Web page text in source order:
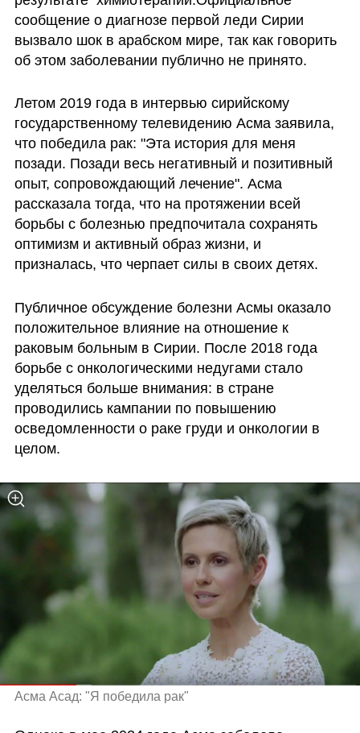
сообщение о диагнозе первой леди Сирии
вызвало шок в арабском мире, так как говорить
об этом заболевании публично не принято.
Летом 2019 года в интервью сирийскому
государственному телевидению Асма заявила,
что победила рак: "Эта история для меня
позади. Позади весь негативный и позитивный
опыт, сопровождающий лечение". Асма
рассказала тогда, что на протяжении всей
борьбы с болезнью предпочитала сохранять
оптимизм и активный образ жизни, и
призналась, что черпает силы в своих детях.
Публичное обсуждение болезни Асмы оказало
положительное влияние на отношение к
раковым больным в Сирии. После 2018 года
борьбе с онкологическими недугами стало
уделяться больше внимания: в стране
проводились кампании по повышению
осведомленности о раке груди и онкологии в
целом.
Асма Асад: "Я победила рак"